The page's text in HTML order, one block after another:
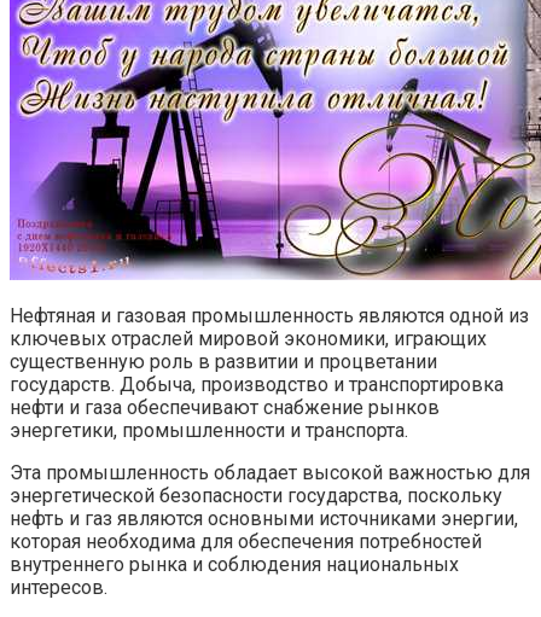
Нефтяная и газовая промышленность являются одной из
ключевых отраслей мировой экономики, играющих
существенную роль в развитии и процветании
государств. Добыча, производство и транспортировка
нефти и газа обеспечивают снабжение рынков
энергетики, промышленности и транспорта.
Эта промышленность обладает высокой важностью для
энергетической безопасности государства, поскольку
нефть и газ являются основными источниками энергии,
которая необходима для обеспечения потребностей
внутреннего рынка и соблюдения национальных
интересов.